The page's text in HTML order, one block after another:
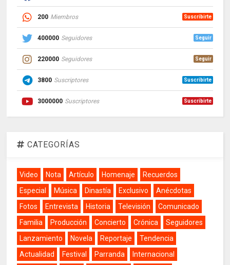
200 Miembros Suscribirte
400000 Seguidores Seguir
220000 Seguidores Seguir
3800 Suscriptores Suscribirte
3000000 Suscriptores Suscribirte
CATEGORÍAS
Video Nota Artículo Homenaje
Recuerdos
Especial
Música Dinastía Exclusivo
Anécdotas
Fotos
Entrevista Historia Televisión
Comunicado
Familia
Producción Concierto Crónica
Seguidores
Lanzamiento
Novela Reportaje
Tendencia
Actualidad
Festival Parranda
Internacional